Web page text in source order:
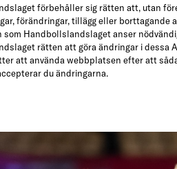
förbehåller sig rätten att, utan
förändringar, tillägg eller borttagande
Handbollslandslaget anser
rätten att göra ändringar i dessa
att använda webbplatsen efter att
du ändringarna.